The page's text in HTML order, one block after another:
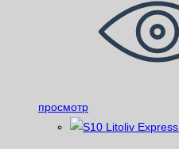
просмотр